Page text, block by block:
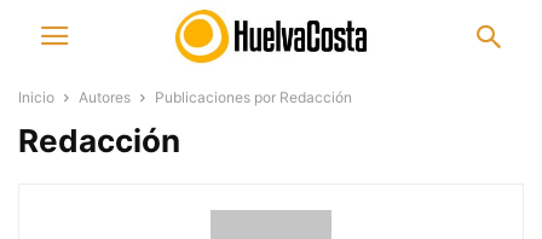
Inicio Autores Publicaciones por Redacción
Redacción